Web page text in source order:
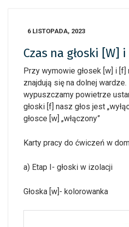
6 LISTOPADA, 2023
Czas na głoski [W] i
Przy wymowie głosek [w] i [f]
znajdują się na dolnej
wypuszczamy powietrze
głoski [f] nasz głos jest
głosce [w] „włączony”
Karty pracy do ćwiczeń w
a) Etap I- głoski w izolacji
Głoska [w]- kolorowanka